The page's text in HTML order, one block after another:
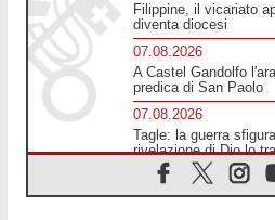
Filippine, il vicariato
diventa diocesi
07.08.2026
A Castel Gandolfo
predica di San Paolo
07.08.2026
Tagle: la guerra
rivelazione di Dio lo
07.08.2026
Il Papa in Francia,